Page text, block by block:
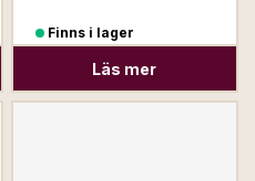
Finns i lager
Läs mer